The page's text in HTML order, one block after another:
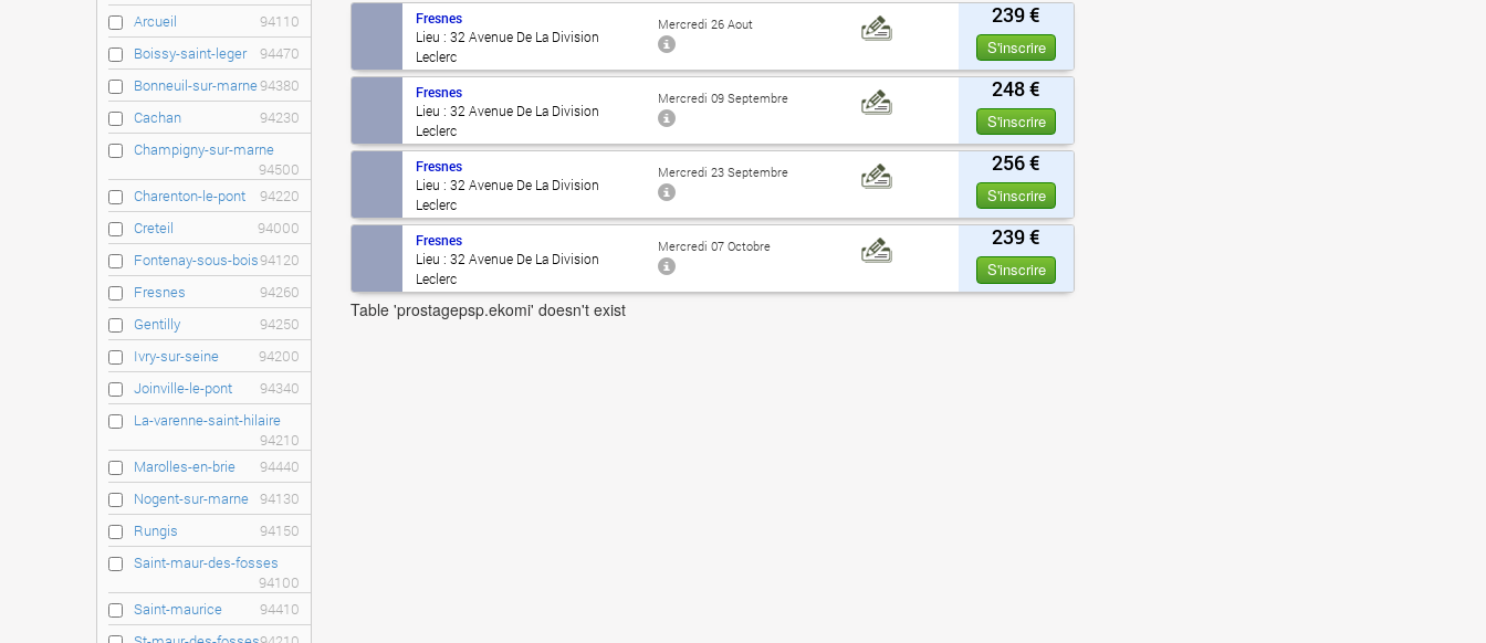
Arcueil
94110
Boissy-saint-leger
94470
Bonneuil-sur-marne94380
Cachan
94230
Champigny-sur-marne
94500
Charenton-le-pont
94220
Creteil
94000
Fontenay-sous-bois94120
Fresnes
94260
Gentilly
94250
Ivry-sur-seine
94200
Joinville-le-pont
94340
La-varenne-saint-hilaire
94210
Marolles-en-brie
94440
Nogent-sur-marne 94130
Rungis
94150
Saint-maur-des-fosses
94100
Saint-maurice
94410
239 €
S'inscrire
Fresnes
Lieu : 32 Avenue De La Division
Leclerc
Mercredi 26 Aout
248 €
S'inscrire
Fresnes
Lieu : 32 Avenue De La Division
Leclerc
Mercredi 09 Septembre
256 €
S'inscrire
Fresnes
Lieu : 32 Avenue De La Division
Leclerc
Mercredi 23 Septembre
239 €
S'inscrire
Fresnes
Lieu : 32 Avenue De La Division
Leclerc
Mercredi 07 Octobre
Table 'prostagepsp.ekomi' doesn't exist